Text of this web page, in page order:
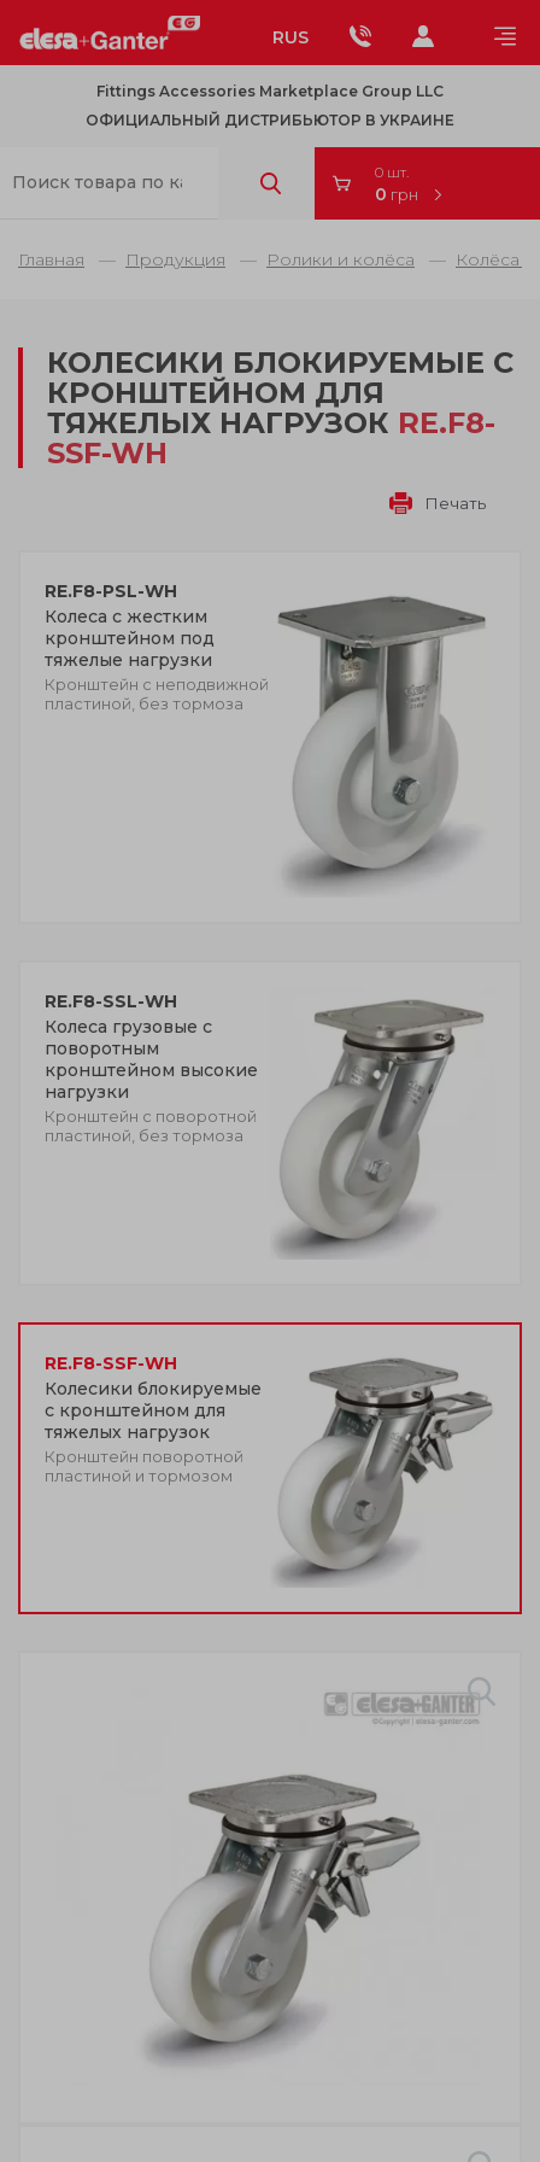
RUS
Fittings Accessories Marketplace Group LLC
ОФИЦИАЛЬНЫЙ ДИСТРИБЬЮТОР В УКРАИНЕ
0 шт.
0 грн
Главная Продукция Ролики и колёса Колёса
КОЛЕСИКИ БЛОКИРУЕМЫЕ С
КРОНШТЕЙНОМ ДЛЯ
ТЯЖЕЛЫХ НАГРУЗОК RE.F8-
SSF-WH
Печать
RE.F8-PSL-WH
Колеса с жестким
кронштейном под
тяжелые нагрузки
Кронштейн с неподвижной
пластиной, без тормоза
RE.F8-SSL-WH
Колеса грузовые с
поворотным
кронштейном высокие
нагрузки
Кронштейн с поворотной
пластиной, без тормоза
RE.F8-SSF-WH
Колесики блокируемые
с кронштейном для
тяжелых нагрузок
Кронштейн поворотной
пластиной и тормозом